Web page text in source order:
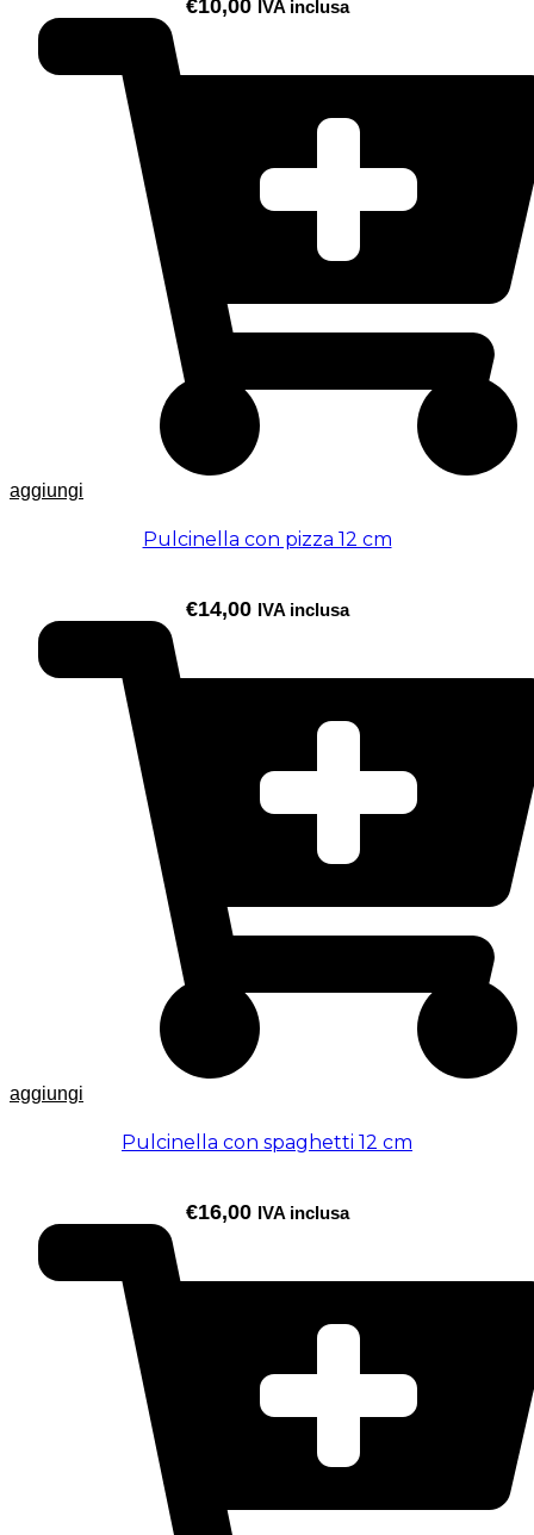
€10,00 IVA inclusa
aggiungi
Pulcinella con pizza 12 cm
€14,00 IVA inclusa
aggiungi
Pulcinella con spaghetti 12 cm
€16,00 IVA inclusa